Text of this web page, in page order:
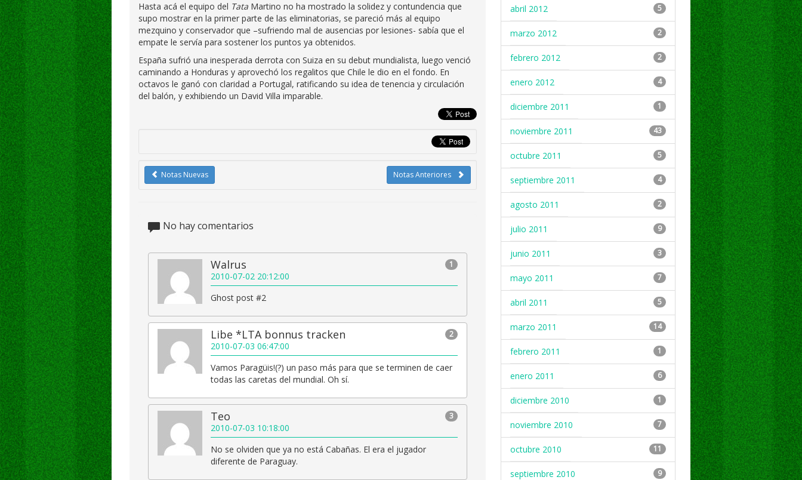
Hasta acá el equipo del Tata Martino no ha mostrado la solidez y contundencia que
supo mostrar en la primer parte de las eliminatorias, se pareció más al equipo
mezquino y conservador que –sufriendo mal de ausencias por lesiones- sabía que el
empate le servía para sostener los puntos ya obtenidos.
España sufrió una inesperada derrota con Suiza en su debut mundialista, luego venció
caminando a Honduras y aprovechó los regalitos que Chile le dio en el fondo. En
octavos le ganó con claridad a Portugal, ratificando su idea de tenencia y circulación
del balón, y exhibiendo un David Villa imparable.
Notas Anteriores
Notas Nuevas
No hay comentarios
1
Walrus
2010-07-02 20:12:00
Ghost post #2
2
Libe *LTA bonnus tracken
2010-07-03 06:47:00
Vamos Paragüis!(?) un paso más para que se terminen de caer
todas las caretas del mundial. Oh sí.
3
Teo
2010-07-03 10:18:00
No se olviden que ya no está Cabañas. El era el jugador
diferente de Paraguay.
abril 2012 5
marzo 2012 2
febrero 2012 2
enero 2012 4
diciembre 2011 1
noviembre 2011 43
octubre 2011 5
septiembre 2011 4
agosto 2011 2
julio 2011 9
junio 2011 3
mayo 2011 7
abril 2011 5
marzo 2011 14
febrero 2011 1
enero 2011 6
diciembre 2010 1
noviembre 2010 7
octubre 2010 11
septiembre 2010 9